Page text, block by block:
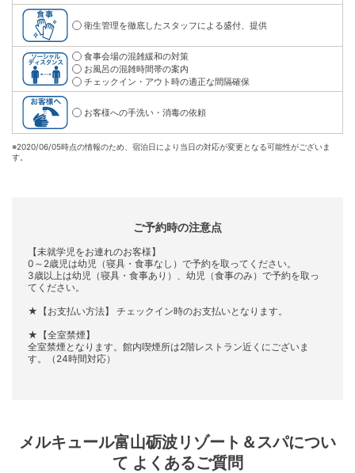
衛生管理を徹底したスタッフによる盛付、提供
食事会場の混雑緩和の対策
お風呂の混雑時間帯の案内
チェックイン・アウト時の適正な間隔確保
お客様への手洗い・消毒の依頼
※2020/06/05時点の情報のため、宿泊日により当日の対応が変更となる可能性がございま
す。
ご予約時の注意点
【未就学児をお連れのお客様】
0～2歳児は幼児（寝具・食事なし）で予約を取ってください。
3歳以上は幼児（寝具・食事あり）、幼児（食事のみ）で予約を取っ
てください。
★【お支払い方法】 チェックイン時のお支払いとなります。
★【全室禁煙】
全室禁煙となります。館内喫煙所は2階レストラン近くにございま
す。（24時間対応）
メルキュール富山砺波リゾート＆スパについ
て よくあるご質問